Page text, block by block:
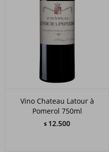
Vino Chateau Latour à
Pomerol 750ml
$ 12.500